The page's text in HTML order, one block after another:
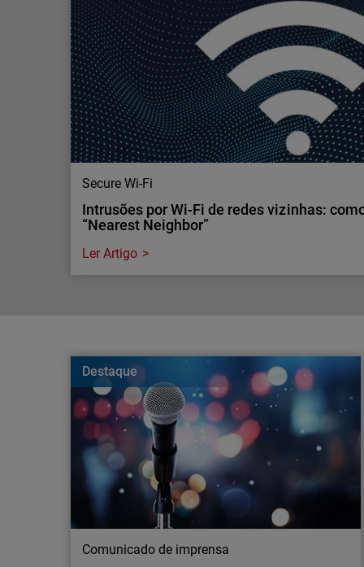
monitorizar a exposição externa ajuda a…
A cibersegurança tende a centrar-se nos
segurança acontecem porque as organizações
sistemas, aplicações ou dados à Internet.
Secure Wi-Fi
Intrusões por Wi-Fi de redes vizinhas:
“Nearest Neighbor”
O que é um ataque “Nearest Neighbor” ?
empresas e aprenda a proteger a sua rede Wi-Fi
Ler Artigo
Destaque
Comunicado de imprensa